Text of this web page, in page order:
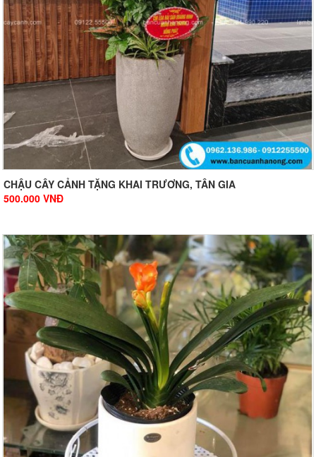
CHẬU CÂY CẢNH TẶNG KHAI TRƯƠNG, TÂN GIA
500.000 VNĐ